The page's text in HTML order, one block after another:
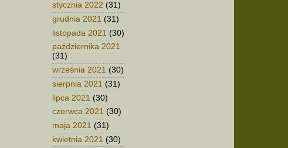
stycznia 2022 (31)
grudnia 2021 (31)
listopada 2021 (30)
października 2021
(31)
września 2021 (30)
sierpnia 2021 (31)
lipca 2021 (30)
czerwca 2021 (30)
maja 2021 (31)
kwietnia 2021 (30)